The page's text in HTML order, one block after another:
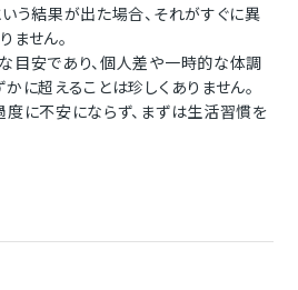
う結果が出た場合、それがすぐに異
せん。
目安であり、個人差や一時的な体調
に超えることは珍しくありません。
に不安にならず、まずは生活習慣を